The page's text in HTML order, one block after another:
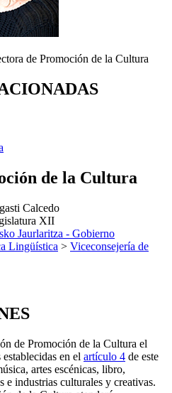
de Promoción de la Cultura
de la Cultura
Calcedo
XII
Jaurlaritza - Gobierno
Lingüística > Viceconsejería de
de Promoción de la Cultura el
en el artículo 4 de este
artes escénicas, libro,
e industrias culturales y creativas.